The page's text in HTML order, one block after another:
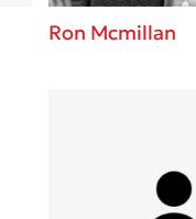
Ron Mcmillan